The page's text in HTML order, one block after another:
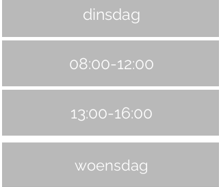
dinsdag
08:00-12:00
13:00-16:00
woensdag